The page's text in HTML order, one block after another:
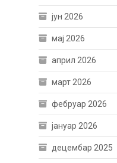
јун 2026
мај 2026
април 2026
март 2026
фебруар 2026
јануар 2026
децембар 2025